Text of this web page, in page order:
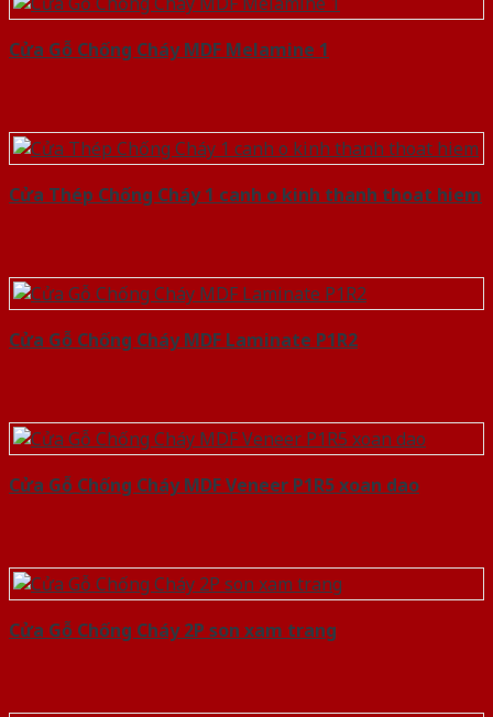
Cửa Gỗ Chống Cháy MDF Melamine 1
Cửa Thép Chống Cháy 1 canh o kinh thanh thoat hiem
Cửa Gỗ Chống Cháy MDF Laminate P1R2
Cửa Gỗ Chống Cháy MDF Veneer P1R5 xoan dao
Cửa Gỗ Chống Cháy 2P son xam trang